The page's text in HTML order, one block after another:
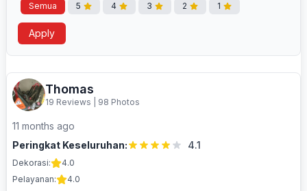
Semua 5 4 3 2 1
Apply
Thomas
19 Reviews 98 Photos
11 months ago
Peringkat Keseluruhan:
4.1
Dekorasi:
4.0
Pelayanan:
4.0